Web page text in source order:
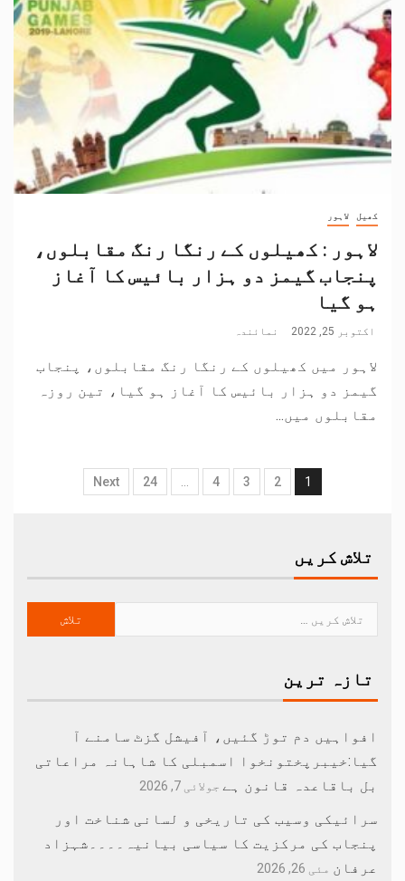
کھیل لاہور
لاہور : کھیلوں کے رنگا رنگ مقابلوں،
پنجاب گیمز دو ہزار بائیس کا آغاز
ہو گیا
اکتوبر 25, 2022 نمائندہ
لاہور میں کھیلوں کے رنگا رنگ مقابلوں، پنجاب
گیمز دو ہزار بائیس کا آغاز ہو گیا، تین روزہ
مقابلوں میں...
1
2
3
4
…
24
Next
تلاش کریں
تازہ ترین
افواہیں دم توڑ گئیں، آفیشل گزٹ سامنے آ
گیا:خیبرپختونخوا اسمبلی کا شاہانہ مراعاتی
بل باقاعدہ قانون ہے جولائی 7, 2026
سرائیکی وسیب کی تاریخی و لسانی شناخت اور
پنجاب کی مرکزیت کا سیاسی بیانیہ۔۔۔۔شہزاد
عرفان مئی 26, 2026